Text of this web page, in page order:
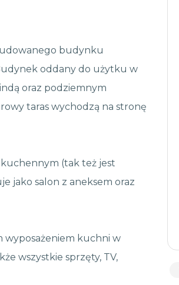
budynku
oddany do użytku w
oraz podziemnym
taras wychodzą na stronę
(tak też jest
jako salon z aneksem oraz
wyposażeniem kuchni w
wszystkie sprzęty, TV,